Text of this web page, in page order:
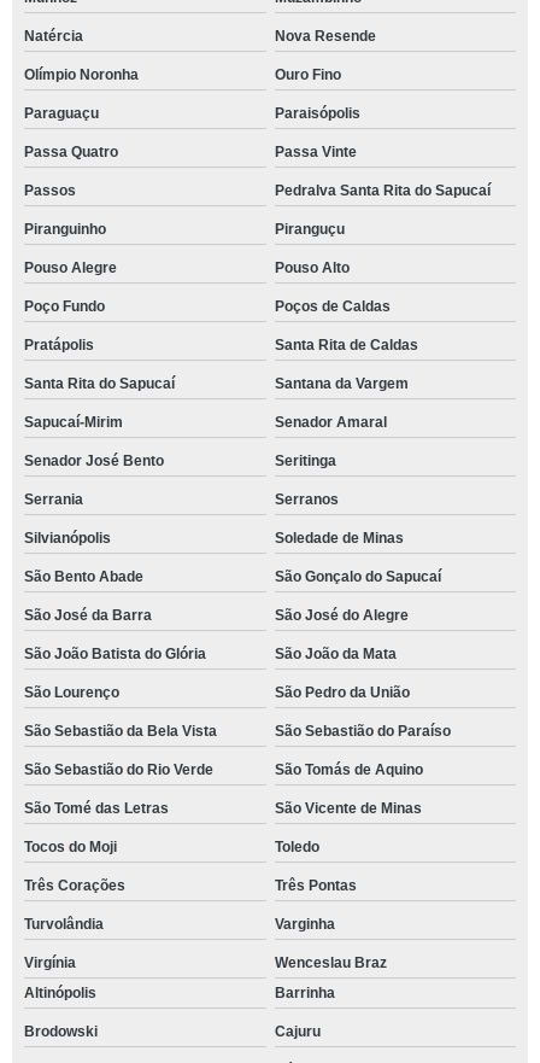
Natércia Nova Resende
Olímpio Noronha Ouro Fino
Paraguaçu Paraisópolis
Passa Quatro Passa Vinte
Passos Pedralva Santa Rita do Sapucaí
Piranguinho Piranguçu
Pouso Alegre Pouso Alto
Poço Fundo Poços de Caldas
Pratápolis Santa Rita de Caldas
Santa Rita do Sapucaí Santana da Vargem
Sapucaí-Mirim Senador Amaral
Senador José Bento Seritinga
Serrania Serranos
Silvianópolis Soledade de Minas
São Bento Abade São Gonçalo do Sapucaí
São José da Barra São José do Alegre
São João Batista do Glória São João da Mata
São Lourenço São Pedro da União
São Sebastião da Bela Vista São Sebastião do Paraíso
São Sebastião do Rio Verde São Tomás de Aquino
São Tomé das Letras São Vicente de Minas
Tocos do Moji Toledo
Três Corações Três Pontas
Turvolândia Varginha
Virgínia
Wenceslau Braz
Altinópolis
Barrinha
Brodowski Cajuru